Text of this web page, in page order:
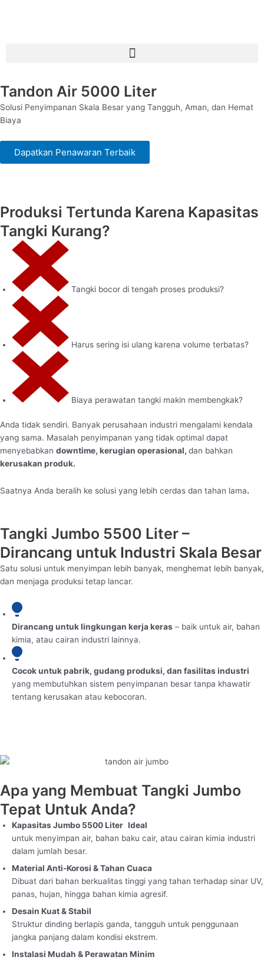
Menu
Tandon Air 5000 Liter
Solusi Penyimpanan Skala Besar yang Tangguh, Aman, dan Hemat
Biaya
Dapatkan Penawaran Terbaik
Produksi Tertunda Karena Kapasitas
Tangki Kurang?
Tangki bocor di tengah proses produksi?
Harus sering isi ulang karena volume terbatas?
Biaya perawatan tangki makin membengkak?
Anda tidak sendiri. Banyak perusahaan industri mengalami kendala
yang sama. Masalah penyimpanan yang tidak optimal dapat
menyebabkan downtime, kerugian operasional, dan bahkan
kerusakan produk.
Saatnya Anda beralih ke solusi yang lebih cerdas dan tahan lama.
Tangki Jumbo 5500 Liter –
Dirancang untuk Industri Skala Besar
Satu solusi untuk menyimpan lebih banyak, menghemat lebih banyak,
dan menjaga produksi tetap lancar.
Dirancang untuk lingkungan kerja keras – baik untuk air, bahan
kimia, atau cairan industri lainnya.
Cocok untuk pabrik, gudang produksi, dan fasilitas industri
yang membutuhkan sistem penyimpanan besar tanpa khawatir
tentang kerusakan atau kebocoran.
Apa yang Membuat Tangki Jumbo
Tepat Untuk Anda?
Kapasitas Jumbo 5500 Liter Ideal
untuk menyimpan air, bahan baku cair, atau cairan kimia industri
dalam jumlah besar.
Material Anti-Korosi & Tahan Cuaca
Dibuat dari bahan berkualitas tinggi yang tahan terhadap sinar UV,
panas, hujan, hingga bahan kimia agresif.
Desain Kuat & Stabil
Struktur dinding berlapis ganda, tangguh untuk penggunaan
jangka panjang dalam kondisi ekstrem.
Instalasi Mudah & Perawatan Minim